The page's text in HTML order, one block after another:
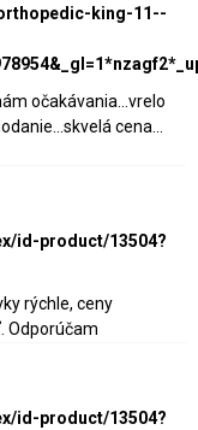
king-11--
očakávania...vrelo
cena...
id-product/13504?
rýchle, ceny
Odporúčam
id-product/13504?